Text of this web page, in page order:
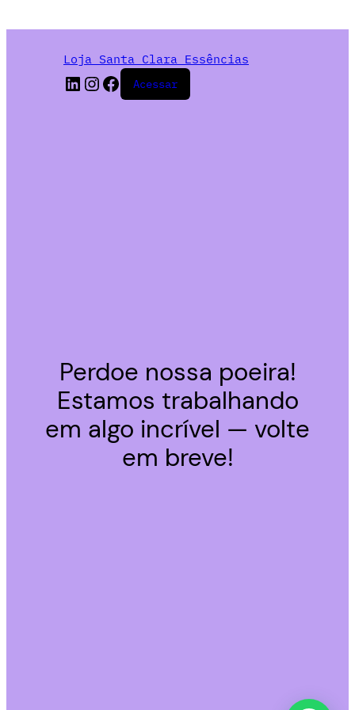
Loja Santa Clara Essências
Acessar
Perdoe nossa poeira!
Estamos trabalhando
em algo incrível — volte
em breve!